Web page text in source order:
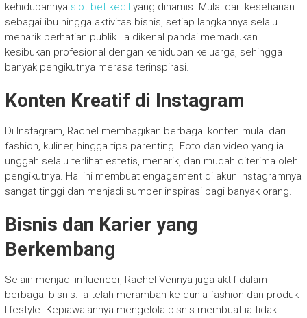
kehidupannya slot bet kecil yang dinamis. Mulai dari keseharian
sebagai ibu hingga aktivitas bisnis, setiap langkahnya selalu
menarik perhatian publik. Ia dikenal pandai memadukan
kesibukan profesional dengan kehidupan keluarga, sehingga
banyak pengikutnya merasa terinspirasi.
Konten Kreatif di Instagram
Di Instagram, Rachel membagikan berbagai konten mulai dari
fashion, kuliner, hingga tips parenting. Foto dan video yang ia
unggah selalu terlihat estetis, menarik, dan mudah diterima oleh
pengikutnya. Hal ini membuat engagement di akun Instagramnya
sangat tinggi dan menjadi sumber inspirasi bagi banyak orang.
Bisnis dan Karier yang
Berkembang
Selain menjadi influencer, Rachel Vennya juga aktif dalam
berbagai bisnis. Ia telah merambah ke dunia fashion dan produk
lifestyle. Kepiawaiannya mengelola bisnis membuat ia tidak